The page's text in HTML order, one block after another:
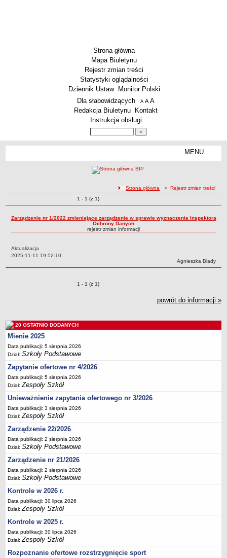
Strona główna
Mapa Biuletynu
Rejestr zmian treści
Statystyki oglądalności
Dziennik Ustaw
Monitor Polski
Menu dodatkowe
Dla słabowidzących A pomniejsz czcionkę
A standardowy rozmiar czcionki
A
Redakcja Biuletynu
Kontakt
Instrukcja obsługi
MENU
Techniczne Zakłady Naukowe
ARCHIWUM SZKÓŁ I PLACÓWEK
Wielofunkcyjna Placówka
Specjalny Ośrodek nr 5
BURSA MIEJSKA
Dane podstawowe
Statut
Majątek
Godziny dyżurów
Ogłoszenie
Zarządzenia
Kontrole
Rejestry, ewidencje, archiwa
Sprawozdania
Deklaracja dostępności
PORADNIE PSYCHOLOGICZNO-PEDAGOGICZNE
Zespół Poradni
Dane podstawowe
Statut
Majątek
Godziny dyżurów
ścieżka nawigacji
Strona główna > Rejestr zmian treści
Zmiany o pozycjach
1 - 1 (z 1)
Zarządzenie nr 1/2022 zmieniające zarządzenie w sprawie wyznaczenia Inspektora
Ochrony Danych
rejestr zmian informacji
Aktualizacja
Data:
2025-11-11 19:52:10
Autor:
Agnieszka Blady
Zmiany o pozycjach
1 - 1 (z 1)
powrót do informacji »
20 OSTATNIO DODANYCH
Mienie 2025
Data publikacji: 5 sierpnia 2026
Dział:Szkoły Podstawowe
Zapytanie ofertowe nr 4/2026
Data publikacji: 5 sierpnia 2026
Dział:Zespoły Szkół
Unieważnienie zapytania ofertowego nr 3/2026
Data publikacji: 3 sierpnia 2026
Dział:Zespoły Szkół
Zarządzenie 22/2026
Data publikacji: 2 sierpnia 2026
Dział:Szkoły Podstawowe
Zarządzenie nr 21/2026
Data publikacji: 2 sierpnia 2026
Dział:Szkoły Podstawowe
Kontrole w 2026 r.
Data publikacji: 30 lipca 2026
Dział:Zespoły Szkół
Kontrole w 2025 r.
Data publikacji: 30 lipca 2026
Dział:Zespoły Szkół
Rozpoznanie ofertowe rozstrzygnięcie sport